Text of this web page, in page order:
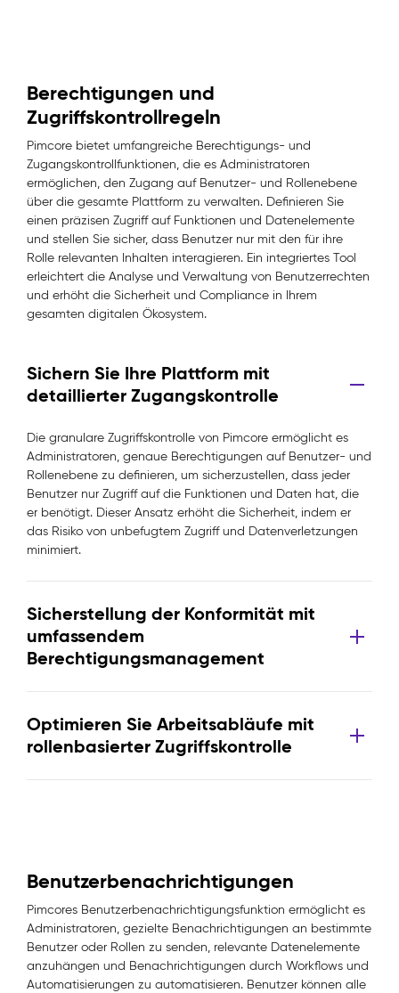
Berechtigungen und
Zugriffskontrollregeln
Pimcore bietet umfangreiche Berechtigungs- und
Zugangskontrollfunktionen, die es Administratoren
ermöglichen, den Zugang auf Benutzer- und Rollenebene
über die gesamte Plattform zu verwalten. Definieren Sie
einen präzisen Zugriff auf Funktionen und Datenelemente
und stellen Sie sicher, dass Benutzer nur mit den für ihre
Rolle relevanten Inhalten interagieren. Ein integriertes Tool
erleichtert die Analyse und Verwaltung von Benutzerrechten
und erhöht die Sicherheit und Compliance in Ihrem
gesamten digitalen Ökosystem.
Sichern Sie Ihre Plattform mit
detaillierter Zugangskontrolle
Die granulare Zugriffskontrolle von Pimcore ermöglicht es
Administratoren, genaue Berechtigungen auf Benutzer- und
Rollenebene zu definieren, um sicherzustellen, dass jeder
Benutzer nur Zugriff auf die Funktionen und Daten hat, die
er benötigt. Dieser Ansatz erhöht die Sicherheit, indem er
das Risiko von unbefugtem Zugriff und Datenverletzungen
minimiert.
Sicherstellung der Konformität mit
umfassendem
Berechtigungsmanagement
Optimieren Sie Arbeitsabläufe mit
rollenbasierter Zugriffskontrolle
Benutzerbenachrichtigungen
Pimcores Benutzerbenachrichtigungsfunktion ermöglicht es
Administratoren, gezielte Benachrichtigungen an bestimmte
Benutzer oder Rollen zu senden, relevante Datenelemente
anzuhängen und Benachrichtigungen durch Workflows und
Automatisierungen zu automatisieren. Benutzer können alle